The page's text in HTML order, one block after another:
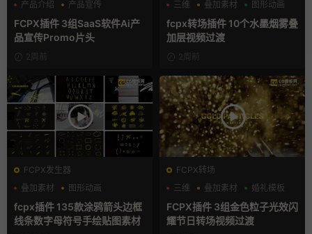
产品介绍
产品宣传
产品展示
FCPX插件 3组SaaS软件Ai产
品宣传Promo片头
2周前
三维
叠加素材 图形动画
fcpx转场插件 10个水墨烟雾叠
加层视频过渡
2周前
FCPX发生器
叠加素材
图形动画
手绘风
fcpx插件 135款涂鸦箭头边框
线条数字母符号手绘贴图素材
FCPX转场
三维
叠加素材 婚礼模板
FCPX插件 3组金色粒子光效闪
耀节日转场视频过渡